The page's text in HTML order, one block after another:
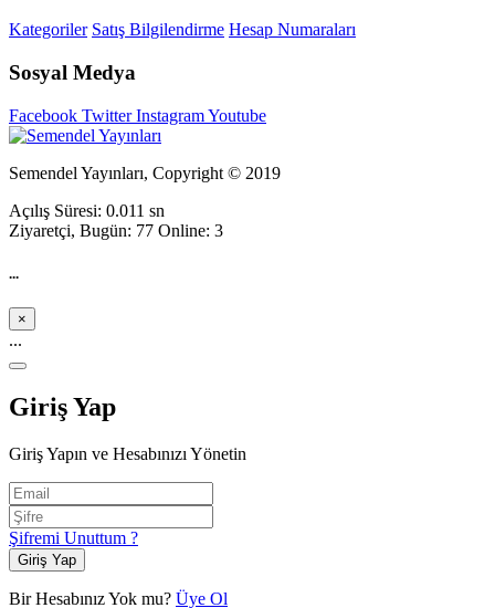
Kategoriler Satış Bilgilendirme Hesap Numaraları
Sosyal Medya
Facebook TwitterInstagramYoutube
Semendel Yayınları, Copyright © 2019
Açılış Süresi: 0.011 sn
Ziyaretçi, Bugün: 77 Online: 3
...
×
...
Giriş Yap
Giriş Yapın ve Hesabınızı Yönetin
Şifremi Unuttum ?
Giriş Yap
Bir Hesabınız Yok mu? Üye Ol